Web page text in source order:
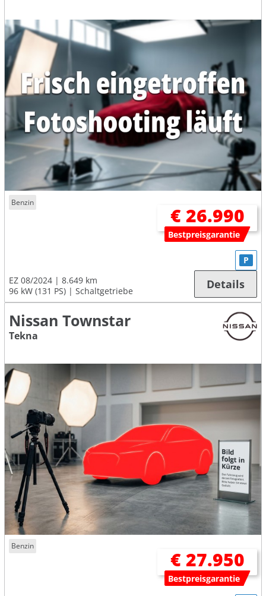
Benzin
€ 26.990
Bestpreisgarantie
EZ 08/2024
8.649 km
96 kW (131 PS)
Schaltgetriebe
P
Details
Nissan Townstar
Tekna
Benzin
€ 27.950
Bestpreisgarantie